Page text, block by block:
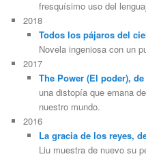
fresquísimo uso del
2018
Todos los pájaros del
Novela ingeniosa con un
2017
The Power (El poder),
una distopía que emana
nuestro mundo.
2016
La gracia de los reyes,
Liu muestra de nuevo su